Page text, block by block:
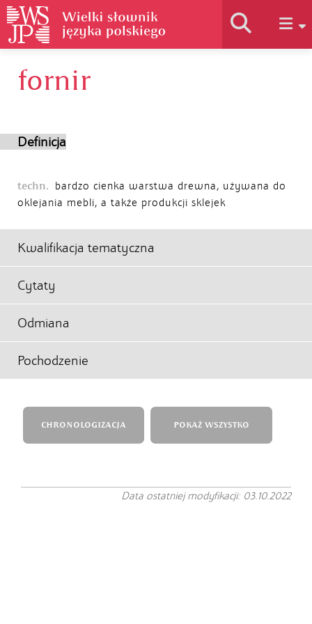
fornir
Definicja
techn.
bardzo cienka warstwa drewna, używana do
oklejania mebli, a także produkcji sklejek
Kwalifikacja tematyczna
Cytaty
Odmiana
Pochodzenie
CHRONOLOGIZACJA POKAŻ WSZYSTKO
Data ostatniej modyfikacji: 03.10.2022